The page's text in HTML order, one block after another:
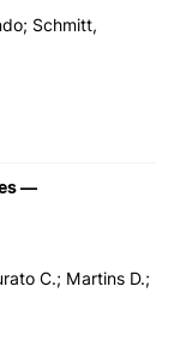
Schmitt,
—
C.; Martins D.;